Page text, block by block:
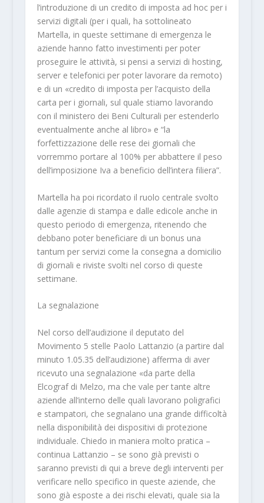
l’introduzione di un credito di imposta ad hoc per i
servizi digitali (per i quali, ha sottolineato
Martella, in queste settimane di emergenza le
aziende hanno fatto investimenti per poter
proseguire le attività, si pensi a servizi di hosting,
server e telefonici per poter lavorare da remoto)
e di un «credito di imposta per l’acquisto della
carta per i giornali, sul quale stiamo lavorando
con il ministero dei Beni Culturali per estenderlo
eventualmente anche al libro» e “la
forfettizzazione delle rese dei giornali che
vorremmo portare al 100% per abbattere il peso
dell’imposizione Iva a beneficio dell’intera filiera”.
Martella ha poi ricordato il ruolo centrale svolto
dalle agenzie di stampa e dalle edicole anche in
questo periodo di emergenza, ritenendo che
debbano poter beneficiare di un bonus una
tantum per servizi come la consegna a domicilio
di giornali e riviste svolti nel corso di queste
settimane.
La segnalazione
Nel corso dell’audizione il deputato del
Movimento 5 stelle Paolo Lattanzio (a partire dal
minuto 1.05.35 dell’audizione) afferma di aver
ricevuto una segnalazione «da parte della
Elcograf di Melzo, ma che vale per tante altre
aziende all’interno delle quali lavorano poligrafici
e stampatori, che segnalano una grande difficoltà
nella disponibilità dei dispositivi di protezione
individuale. Chiedo in maniera molto pratica –
continua Lattanzio – se sono già previsti o
saranno previsti di qui a breve degli interventi per
verificare nello specifico in queste aziende, che
sono già esposte a dei rischi elevati, quale sia la